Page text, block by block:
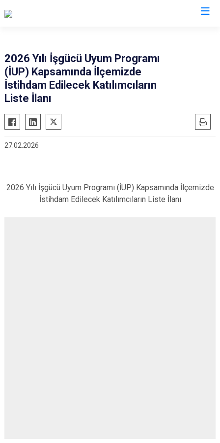
Tillo
Baykan
Kurtalan
2026 Yılı İşgücü Uyum Programı
(İUP) Kapsamında İlçemizde
İstihdam Edilecek Katılımcıların
Liste İlanı
27.02.2026
2026 Yılı İşgücü Uyum Programı (İUP) Kapsamında İlçemizde
İstihdam Edilecek Katılımcıların Liste İlanı